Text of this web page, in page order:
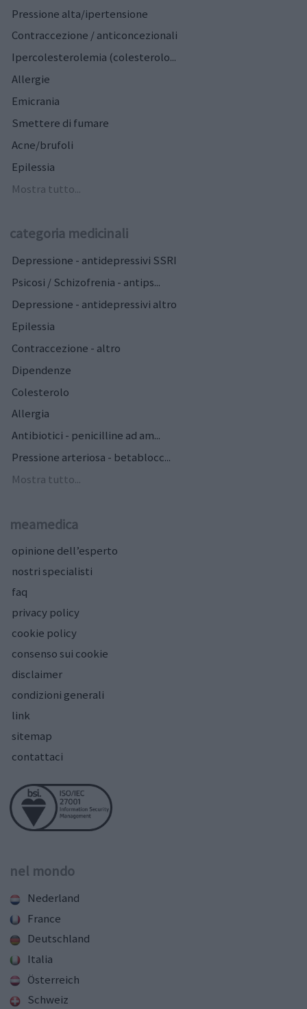
Pressione alta/ipertensione
Contraccezione / anticoncezionali
Ipercolesterolemia (colesterolo...
Allergie
Emicrania
Smettere di fumare
Acne/brufoli
Epilessia
Mostra tutto...
categoria medicinali
Depressione - antidepressivi SSRI
Psicosi / Schizofrenia - antips...
Depressione - antidepressivi altro
Epilessia
Contraccezione - altro
Dipendenze
Colesterolo
Allergia
Antibiotici - penicilline ad am...
Pressione arteriosa - betablocc...
Mostra tutto...
meamedica
opinione dell’esperto
nostri specialisti
faq
privacy policy
cookie policy
consenso sui cookie
disclaimer
condizioni generali
link
sitemap
contattaci
nel mondo
Nederland
France
Deutschland
Italia
Österreich
Schweiz